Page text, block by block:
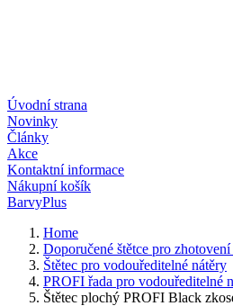
Úvodní strana
Novinky
Články
Akce
Kontaktní informace
Nákupní košík
BarvyPlus
Home
Doporučené štětce pro zhotovení
Štětec pro vodouředitelné nátěry
PROFI řada pro vodouředitelné
Štětec plochý PROFI Black